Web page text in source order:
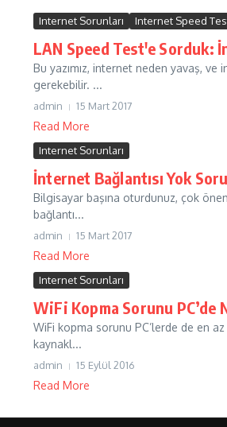
Internet Sorunları Internet Speed
LAN Speed Test'e Sorduk:
Bu yazımız, internet neden yavaş, ve
gerekebilir. ...
admin 15 Mart 2017
Read More
Internet Sorunları
İnternet Bağlantısı Yok
Bilgisayar başına oturdunuz, çok
bağlantı...
admin 15 Mart 2017
Read More
Internet Sorunları
WiFi Kopma Sorunu PC’de
WiFi kopma sorunu PC’lerde de en
kaynakl...
admin 15 Eylül 2016
Read More